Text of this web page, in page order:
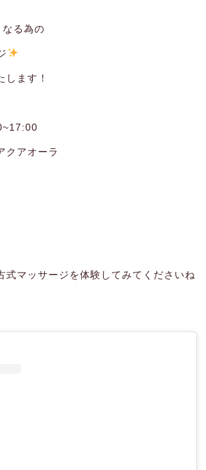
る為の
します！
アオーラ
式マッサージを体験してみてくださいね